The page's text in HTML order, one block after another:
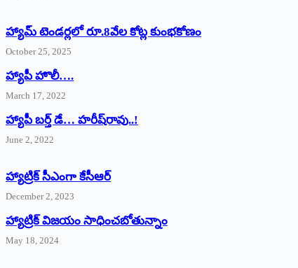
హ్యామ్‌ ‌టెండర్లలో రూ.8వేల కోట్ల కుంభకోణం
October 25, 2025
హ్యాపీ హొలీ….
March 17, 2022
హ్యాపీ బర్త్ ‌డే… హరీష్‌రావు..!
June 2, 2022
హ్యాట్రిక్‌ ‌సీఎంగా కేసీఆర్‌
December 2, 2023
హ్యాట్రిక్‌ విజయం సాధించబోతున్నాం
May 18, 2024